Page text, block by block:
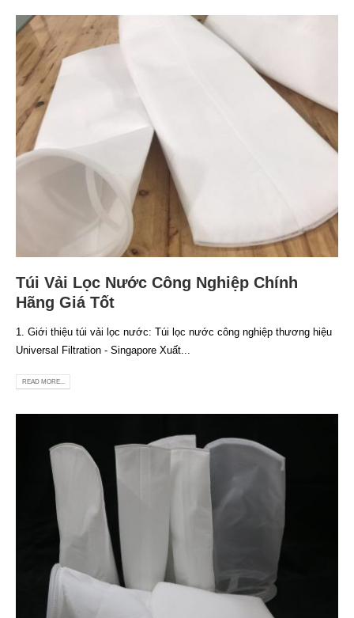
Túi Vải Lọc Nước Công Nghiệp Chính
Hãng Giá Tốt
1. Giới thiệu túi vải lọc nước: Túi lọc nước công nghiệp thương hiệu
Universal Filtration - Singapore Xuất...
READ MORE...